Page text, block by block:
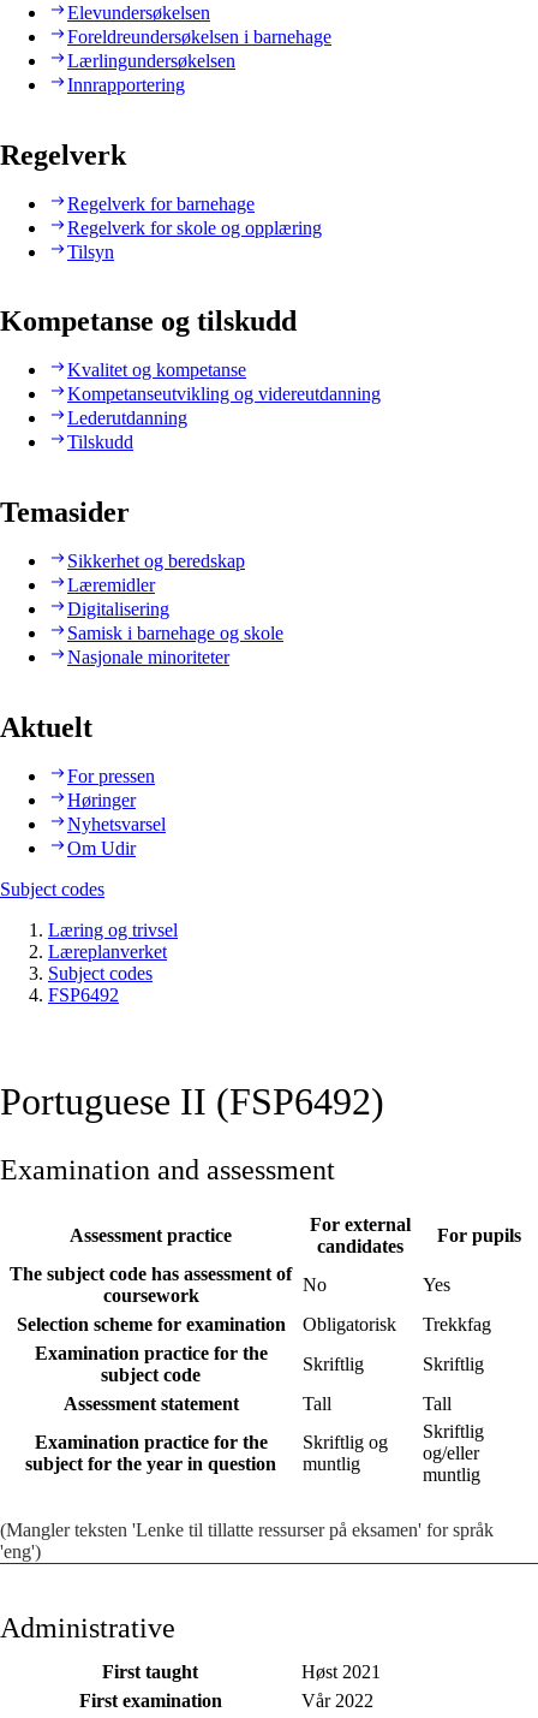
Elevundersøkelsen
Foreldreundersøkelsen i barnehage
Lærlingundersøkelsen
Innrapportering
Regelverk
Regelverk for barnehage
Regelverk for skole og opplæring
Tilsyn
Kompetanse og tilskudd
Kvalitet og kompetanse
Kompetanseutvikling og videreutdanning
Lederutdanning
Tilskudd
Temasider
Sikkerhet og beredskap
Læremidler
Digitalisering
Samisk i barnehage og skole
Nasjonale minoriteter
Aktuelt
For pressen
Høringer
Nyhetsvarsel
Om Udir
Subject codes
Læring og trivsel
Læreplanverket
Subject codes
FSP6492
Portuguese II (FSP6492)
Examination and assessment
Assessment practice
For external
candidates
For pupils
The subject code has assessment of
coursework
No
Yes
Selection scheme for examination
Obligatorisk
Trekkfag
Examination practice for the
subject code
Skriftlig
Skriftlig
Assessment statement
Tall
Tall
Examination practice for the
subject for the year in question
Skriftlig og
muntlig
Skriftlig
og/eller
muntlig
(Mangler teksten 'Lenke til tillatte ressurser på eksamen' for språk
'eng')
Administrative
First taught
Høst 2021
First examination
Vår 2022